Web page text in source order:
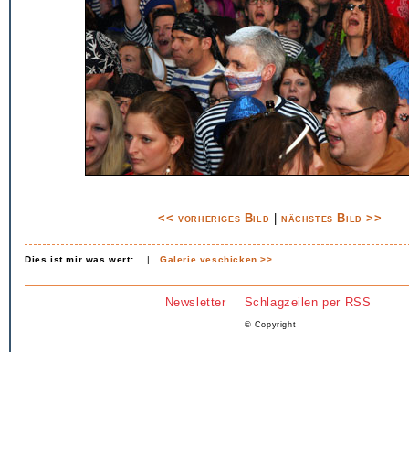
<< vorheriges Bild nächstes Bild >>
Dies ist mir was wert: |Galerie veschicken >>
Newsletter Schlagzeilen per RSS
© Copyright